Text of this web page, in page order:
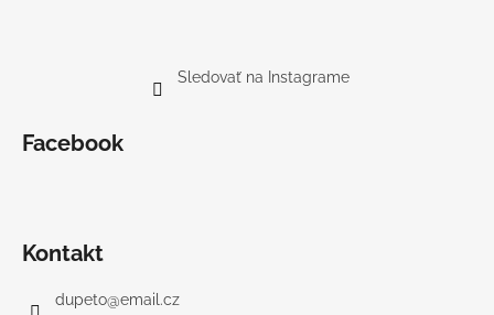
Sledovať na Instagrame
Facebook
Kontakt
dupeto@email.cz